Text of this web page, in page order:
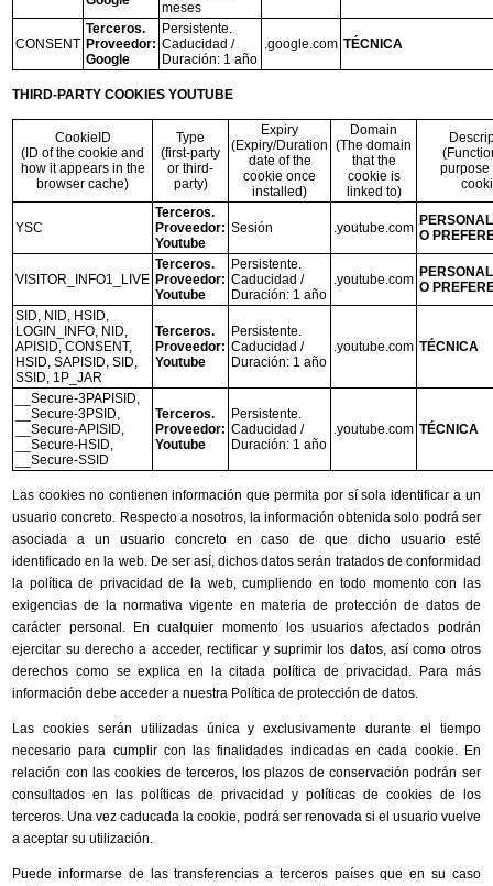
meses
CONSENT
Terceros.
Proveedor:
Google
Persistente.
Caducidad /
Duración: 1 año
.google.com TÉCNICA
THIRD-PARTY COOKIES YOUTUBE
CookieID
(ID of the cookie and
how it appears in the
browser cache)
Type
(first-party
or third-
party)
Expiry
(Expiry/Duration
date of the
cookie once
installed)
Domain
(The domain
that the
cookie is
linked to)
purpose
YSC
Terceros.
Proveedor:
Youtube
Sesión .youtube.com O
VISITOR_INFO1_LIVE
Terceros.
Proveedor:
Youtube
Persistente.
Caducidad /
Duración: 1 año
.youtube.com O
SID, NID, HSID,
LOGIN_INFO, NID,
APISID, CONSENT,
HSID, SAPISID, SID,
SSID, 1P_JAR
Terceros.
Proveedor:
Youtube
Persistente.
Caducidad /
Duración: 1 año
.youtube.com TÉCNICA
__Secure-3PAPISID,
__Secure-3PSID,
__Secure-APISID,
__Secure-HSID,
__Secure-SSID
Terceros.
Proveedor:
Youtube
Persistente.
Caducidad /
Duración: 1 año
.youtube.com TÉCNICA
Las cookies no contienen información que permita por sí sola identificar a un
usuario concreto. Respecto a nosotros, la información obtenida solo podrá ser
asociada a un usuario concreto en caso de que dicho usuario esté
identificado en la web. De ser así, dichos datos serán tratados de conformidad
la política de privacidad de la web, cumpliendo en todo momento con las
exigencias de la normativa vigente en materia de protección de datos de
carácter personal. En cualquier momento los usuarios afectados podrán
ejercitar su derecho a acceder, rectificar y suprimir los datos, así como otros
derechos como se explica en la citada política de privacidad. Para más
información debe acceder a nuestra Política de protección de datos.
Las cookies serán utilizadas única y exclusivamente durante el tiempo
necesario para cumplir con las finalidades indicadas en cada cookie. En
relación con las cookies de terceros, los plazos de conservación podrán ser
consultados en las políticas de privacidad y políticas de cookies de los
terceros. Una vez caducada la cookie, podrá ser renovada si el usuario vuelve
a aceptar su utilización.
Puede informarse de las transferencias a terceros países que en su caso